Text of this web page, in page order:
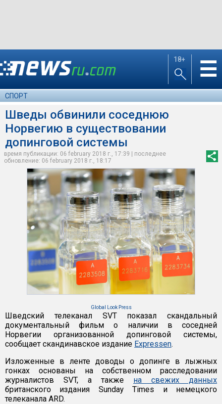
18+ ☰
СПОРТ
Шведы обвинили соседнюю
Норвегию в существовании
допинговой системы
время публикации: 06 february 2018 г., 17:39 | последнее
обновление: 06 february 2018 г., 18:17
Global Look Press
Шведский телеканал SVT показал скандальный
документальный фильм о наличии в соседней
Норвегии организованной допинговой системы,
сообщает скандинавское издание Expressen.
Изложенные в ленте доводы о допинге в лыжных
гонках основаны на собственном расследовании
журналистов SVT, а также на свежих данных
британского издания Sunday Times и немецкого
телеканала ARD.